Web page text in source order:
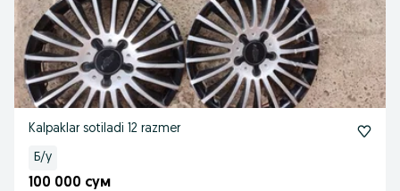
Kalpaklar sotiladi 12 razmer
Б/у
100 000 сум